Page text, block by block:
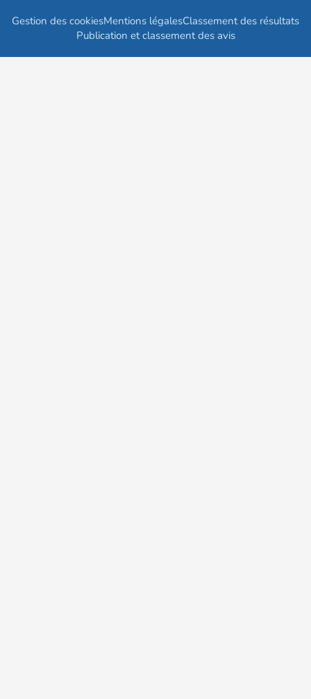
Gestion des cookiesMentions légalesClassement des résultats
Publication et classement des avis